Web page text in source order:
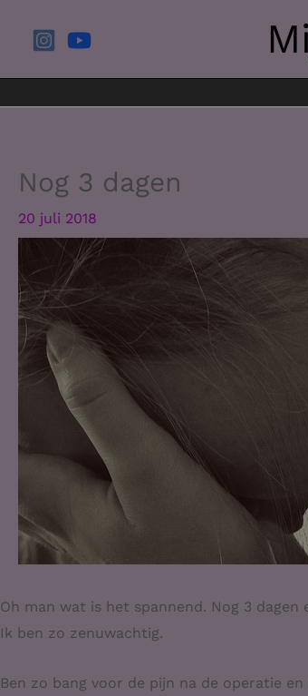
Nog 3 dagen
20 juli 2018
Oh man wat is het spannend. Nog 3
Ik ben zo zenuwachtig.
Ben zo bang voor de pijn na de operatie